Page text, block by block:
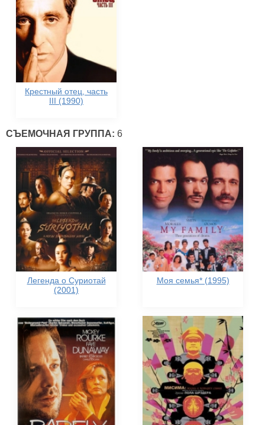
Крестный отец, часть
III (1990)
СЪЕМОЧНАЯ ГРУППА: 6
Легенда о Суриотай
(2001)
Моя семья* (1995)